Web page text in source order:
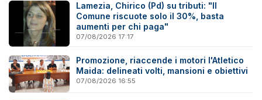
Lamezia, Chirico (Pd) su tributi: "Il
Comune riscuote solo il 30%, basta
aumenti per chi paga"
07/08/2026 17:17
Promozione, riaccende i motori l'Atletico
Maida: delineati volti, mansioni e obiettivi
07/08/2026 16:55